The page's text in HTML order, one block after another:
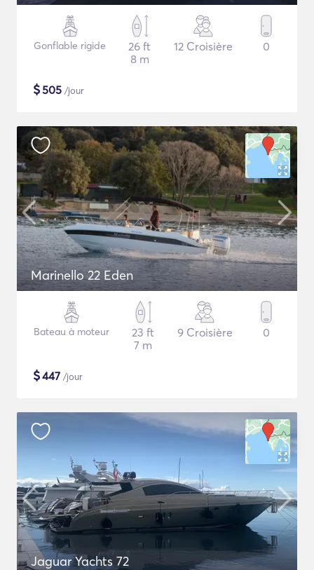
Gonflable rigide
26 ft
8 m
12 Croisière 0
$505 /jour
Marinello 22 Eden
Bateau à moteur
23 ft
7 m
9 Croisière 0
$447 /jour
Jaguar Yachts 72